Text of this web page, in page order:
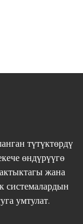
түтүктөрдү
өндүрүүгө
жана
системалардын
умтулат.